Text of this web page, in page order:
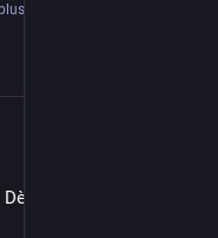
16h au Coffice !